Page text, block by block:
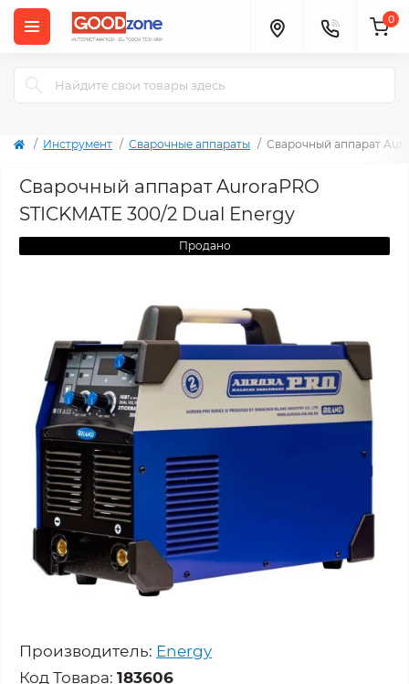
0
Инструмент Сварочные аппараты Сварочный аппарат
Сварочный аппарат AuroraPRO
STICKMATE 300/2 Dual Energy
Продано
Производитель: Energy
Код Товара: 183606